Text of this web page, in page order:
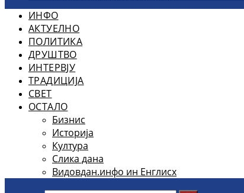
ИНФО
АКТУЕЛНО
ПОЛИТИКА
ДРУШТВО
ИНТЕРВЈУ
ТРАДИЦИЈА
СВЕТ
ОСТАЛО
Бизнис
Историја
Култура
Слика дана
Видовдан.инфо ин Енглисх